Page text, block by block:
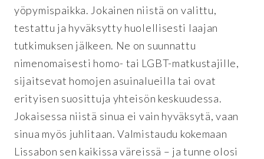
yöpymispaikka. Jokainen niistä on valittu,
testattu ja hyväksytty huolellisesti laajan
tutkimuksen jälkeen. Ne on suunnattu
nimenomaisesti homo- tai LGBT-matkustajille,
sijaitsevat homojen asuinalueilla tai ovat
erityisen suosittuja yhteisön keskuudessa.
Jokaisessa niistä sinua ei vain hyväksytä, vaan
sinua myös juhlitaan. Valmistaudu kokemaan
Lissabon sen kaikissa väreissä – ja tunne olosi